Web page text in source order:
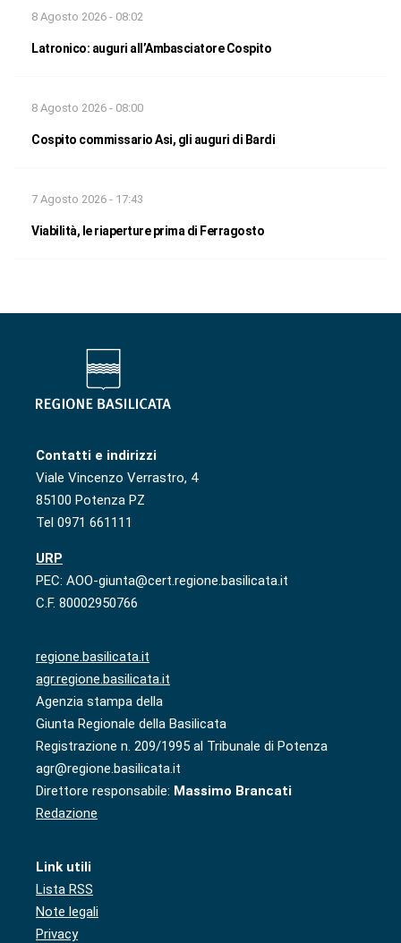
8 Agosto 2026 - 08:02
Latronico: auguri all’Ambasciatore Cospito
8 Agosto 2026 - 08:00
Cospito commissario Asi, gli auguri di Bardi
7 Agosto 2026 - 17:43
Viabilità, le riaperture prima di Ferragosto
Contatti e indirizzi
Viale Vincenzo Verrastro, 4
85100 Potenza PZ
Tel 0971 661111
URP
PEC: AOO-giunta@cert.regione.basilicata.it
C.F. 80002950766
regione.basilicata.it
agr.regione.basilicata.it
Agenzia stampa della
Giunta Regionale della Basilicata
Registrazione n. 209/1995 al Tribunale di Potenza
agr@regione.basilicata.it
Direttore responsabile: Massimo Brancati
Redazione
Link utili
Lista RSS
Note legali
Privacy